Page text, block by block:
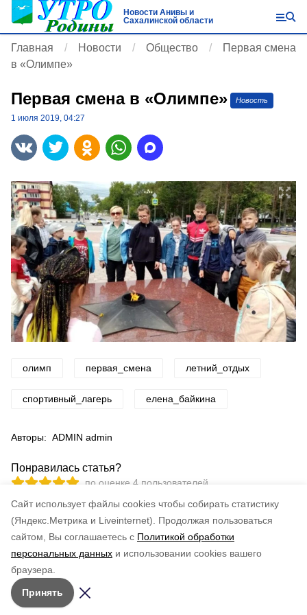
Cайт использует файлы cookies чтобы собирать статистику
(Яндекс.Метрика и Liveinternet).
Продолжая пользоваться
сайтом, Вы соглашаетесь с Политикой обработки
персональных данных и использовании cookies вашего
браузера.
Принять
Новости Анивы и
Сахалинской области
Главная Новости Общество
Первая смена
в «Олимпе»
Первая смена в «Олимпе» Новость
1 июля 2019, 04:27
олимп первая_смена летний_отдых
спортивный_лагерь елена_байкина
Авторы: ADMIN admin
Понравилась статья?
по оценке 4 пользователей
5 4 3 2 1